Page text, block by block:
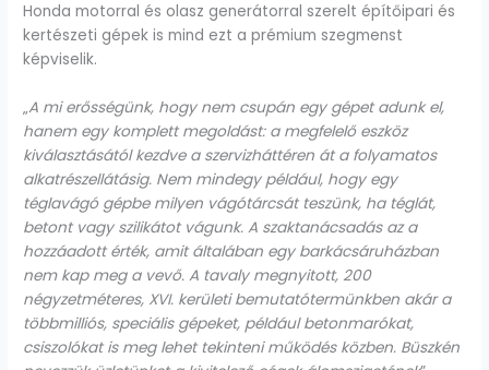
Honda motorral és olasz generátorral szerelt építőipari és
kertészeti gépek is mind ezt a prémium szegmenst
képviselik.
„A mi erősségünk, hogy nem csupán egy gépet adunk el,
hanem egy komplett megoldást: a megfelelő eszköz
kiválasztásától kezdve a szervizháttéren át a folyamatos
alkatrészellátásig. Nem mindegy például, hogy egy
téglavágó gépbe milyen vágótárcsát teszünk, ha téglát,
betont vagy szilikátot vágunk. A szaktanácsadás az a
hozzáadott érték, amit általában egy barkácsáruházban
nem kap meg a vevő. A tavaly megnyitott, 200
négyzetméteres, XVI. kerületi bemutatótermünkben akár a
többmilliós, speciális gépeket, például betonmarókat,
csiszolókat is meg lehet tekinteni működés közben. Büszkén